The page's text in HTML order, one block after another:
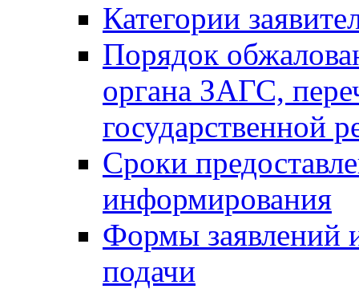
Категории
Порядок
органа ЗАГС,
государственной
Сроки
информирования
Формы заявлений
подачи